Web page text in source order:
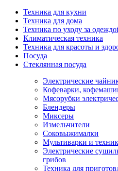
Техника для кухни
Техника для дома
Техника по уходу за
Климатическая техника
Техника для красоты и
Посуда
Стеклянная посуда
Электрические
Кофеварки,
Мясорубки
Блендеры
Миксеры
Измельчители
Соковыжималки
Мультиварки и
Электрические
грибов
Техника для